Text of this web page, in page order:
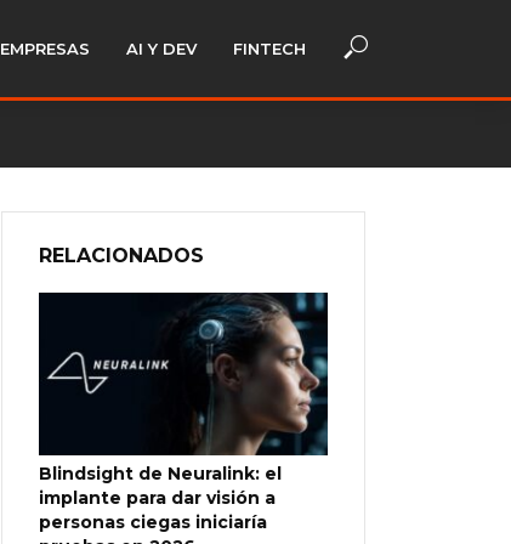
EMPRESAS AI Y DEV FINTECH
RELACIONADOS
Blindsight de Neuralink: el
implante para dar visión a
personas ciegas iniciaría